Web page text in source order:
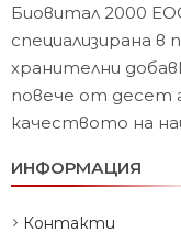
Биовитал 2000
специализирана
хранителни
повече от десет
качеството на
ИНФОРМАЦИЯ
Контакти